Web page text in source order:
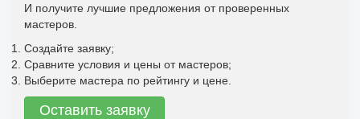
И получите лучшие предложения от проверенных
мастеров.
Создайте заявку;
Сравните условия и цены от мастеров;
Выберите мастера по рейтингу и цене.
Оставить заявку